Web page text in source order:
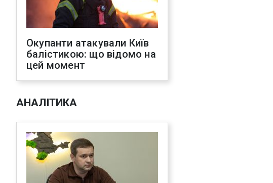
Окупанти атакували Київ
балістикою: що відомо на
цей момент
АНАЛІТИКА